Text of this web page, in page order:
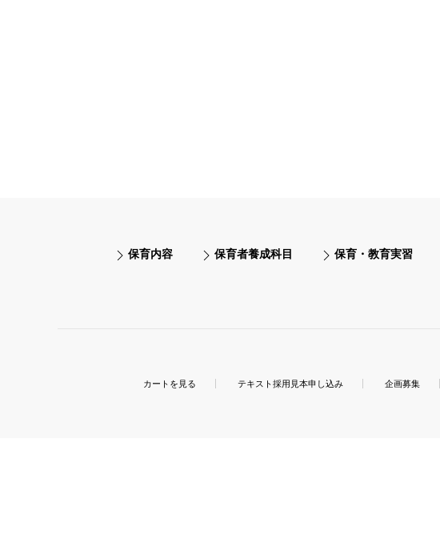
保育内容 保育者養成科目 保育・教育実習
カートを見る テキスト採用見本申し込み 企画募集